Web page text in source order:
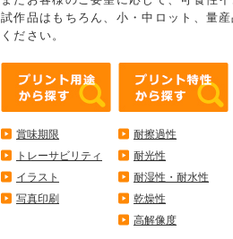
試作品はもちろん、小・中ロット、量
ください。
賞味期限
トレーサビリティ
イラスト
写真印刷
耐擦過性
耐光性
耐湿性・耐水性
乾燥性
高解像度